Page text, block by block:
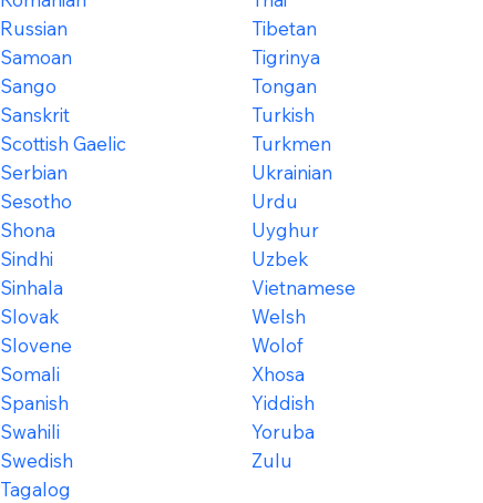
Russian
Samoan
Sango
Sanskrit
Scottish Gaelic
Serbian
Sesotho
Shona
Sindhi
Sinhala
Slovak
Slovene
Somali
Spanish
Swahili
Swedish
Tagalog
Tibetan
Tigrinya
Tongan
Turkish
Turkmen
Ukrainian
Urdu
Uyghur
Uzbek
Vietnamese
Welsh
Wolof
Xhosa
Yiddish
Yoruba
Zulu